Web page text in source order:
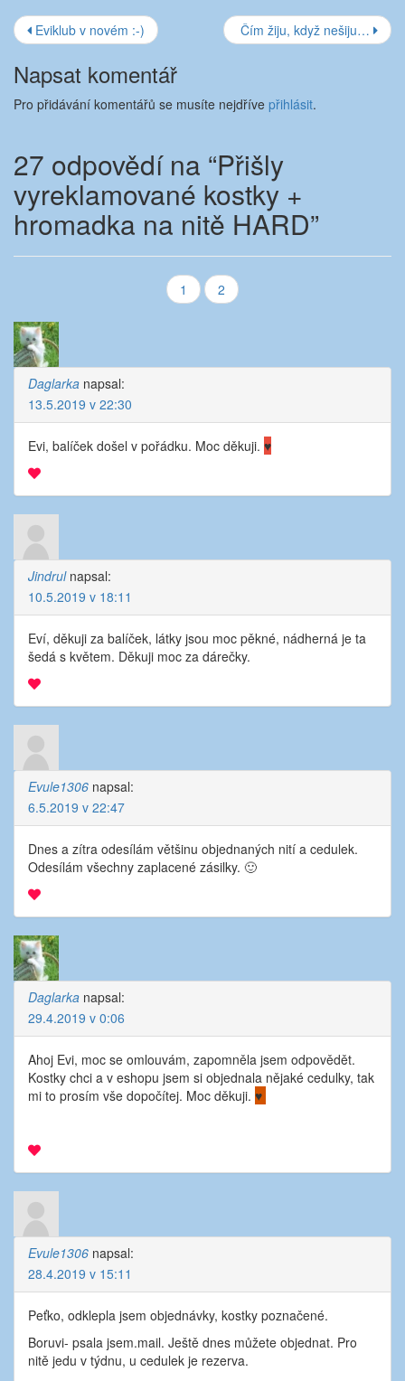
Navigace
příspěvku
Eviklub v novém :-) Čím žiju, když nešiju…
Napsat komentář
Pro přidávání komentářů se musíte nejdříve přihlásit.
27 odpovědí na “Přišly
vyreklamované kostky +
hromadka na nitě HARD”
v
komentářích
1 2
Daglarka napsal:
13.5.2019 v 22:30
Evi, balíček došel v pořádku. Moc děkuji. ♥
Jindrul napsal:
10.5.2019 v 18:11
Eví, děkuji za balíček, látky jsou moc pěkné, nádherná je ta
šedá s květem. Děkuji moc za dárečky.
Evule1306 napsal:
6.5.2019 v 22:47
Dnes a zítra odesílám většinu objednaných nití a cedulek.
Odesílám všechny zaplacené zásilky. 🙂
Daglarka napsal:
29.4.2019 v 0:06
Ahoj Evi, moc se omlouvám, zapomněla jsem odpovědět.
Kostky chci a v eshopu jsem si objednala nějaké cedulky, tak
mi to prosím vše dopočítej. Moc děkuji. ♥
Evule1306 napsal:
28.4.2019 v 15:11
Peťko, odklepla jsem objednávky, kostky poznačené.
Boruvi- psala jsem.mail. Ještě dnes můžete objednat. Pro
nitě jedu v týdnu, u cedulek je rezerva.